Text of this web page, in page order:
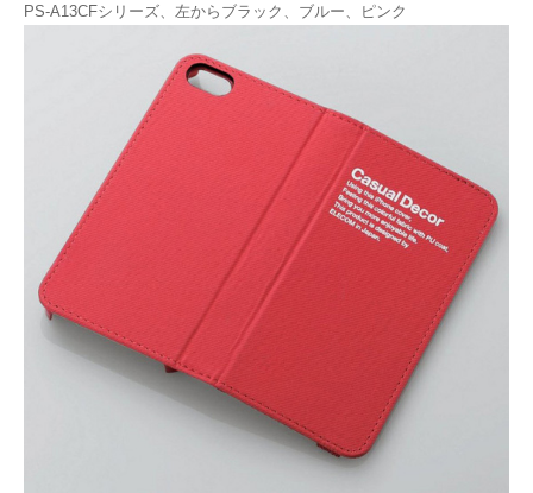
PS-A13CFシリーズ、左からブラック、ブルー、ピンク